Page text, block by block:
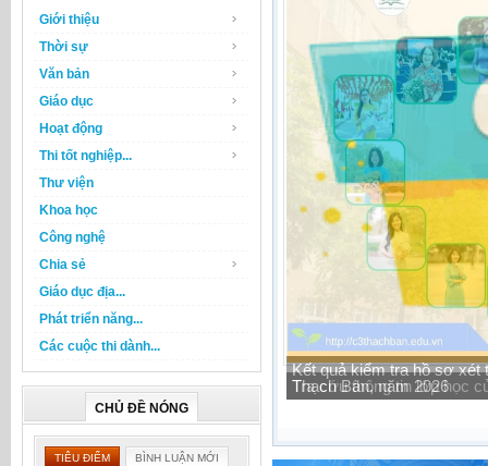
Giới thiệu
Thời sự
Văn bản
Giáo dục
Hoạt động
Thi tốt nghiệp...
Thư viện
Khoa học
Công nghệ
Chia sẻ
Giáo dục địa...
Phát triển năng...
Các cuộc thi dành...
CHỦ ĐỀ NÓNG
TIÊU ĐIỂM BÌNH LUẬN MỚI
Tra cứu thông tin lớp học